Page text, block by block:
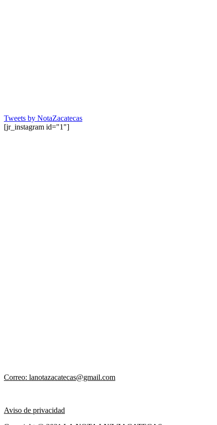
Tweets by NotaZacatecas
[jr_instagram id="1"]
Correo: lanotazacatecas@gmail.com
Aviso de privacidad